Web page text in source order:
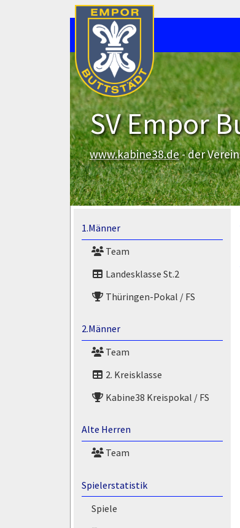
SV Empor
www.kabine38.de- der
1.Männer
Team
Landesklasse St.2
Thüringen-Pokal / FS
2.Männer
Team
2. Kreisklasse
Kabine38 Kreispokal / FS
Alte Herren
Team
Spielerstatistik
Spiele